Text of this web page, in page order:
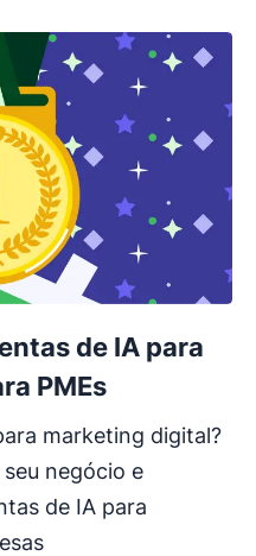
de IA para
PMEs
marketing digital?
negócio e
de IA para